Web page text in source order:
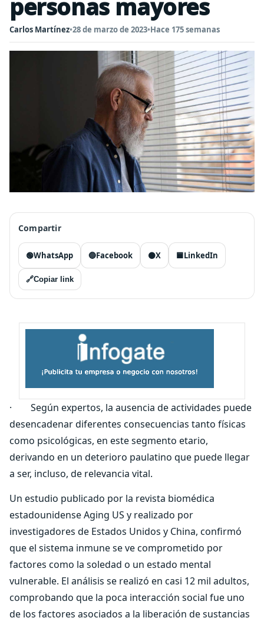
personas mayores
Carlos Martínez•28 de marzo de 2023•Hace 175 semanas
Compartir
🟢WhatsApp 🔵Facebook ⚫X 🟦LinkedIn
🔗Copiar link
· Según expertos, la ausencia de actividades puede
desencadenar diferentes consecuencias tanto físicas
como psicológicas, en este segmento etario,
derivando en un deterioro paulatino que puede llegar
a ser, incluso, de relevancia vital.
Un estudio publicado por la revista biomédica
estadounidense Aging US y realizado por
investigadores de Estados Unidos y China, confirmó
que el sistema inmune se ve comprometido por
factores como la soledad o un estado mental
vulnerable. El análisis se realizó en casi 12 mil adultos,
comprobando que la poca interacción social fue uno
de los factores asociados a la liberación de sustancias